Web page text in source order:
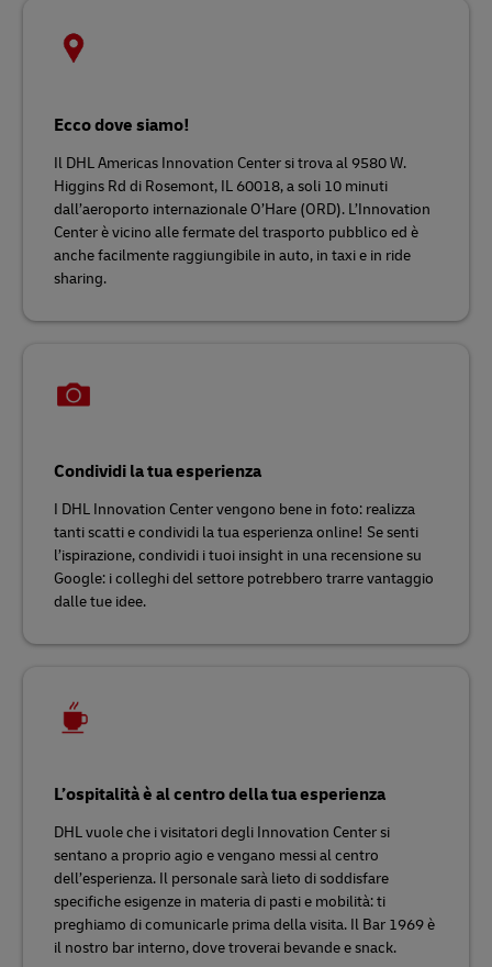
Ecco dove siamo!
Il DHL Americas Innovation Center si trova al 9580 W.
Higgins Rd di Rosemont, IL 60018, a soli 10 minuti
dall’aeroporto internazionale O’Hare (ORD). L’Innovation
Center è vicino alle fermate del trasporto pubblico ed è
anche facilmente raggiungibile in auto, in taxi e in ride
sharing.
Condividi la tua esperienza
I DHL Innovation Center vengono bene in foto: realizza
tanti scatti e condividi la tua esperienza online! Se senti
l’ispirazione, condividi i tuoi insight in una recensione su
Google: i colleghi del settore potrebbero trarre vantaggio
dalle tue idee.
L’ospitalità è al centro della tua esperienza
DHL vuole che i visitatori degli Innovation Center si
sentano a proprio agio e vengano messi al centro
dell’esperienza. Il personale sarà lieto di soddisfare
specifiche esigenze in materia di pasti e mobilità: ti
preghiamo di comunicarle prima della visita. Il Bar 1969 è
il nostro bar interno, dove troverai bevande e snack.